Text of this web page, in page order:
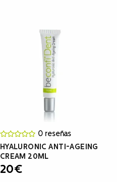
0 reseñas
HYALURONIC ANTI-AGEING
CREAM 20ML
20€